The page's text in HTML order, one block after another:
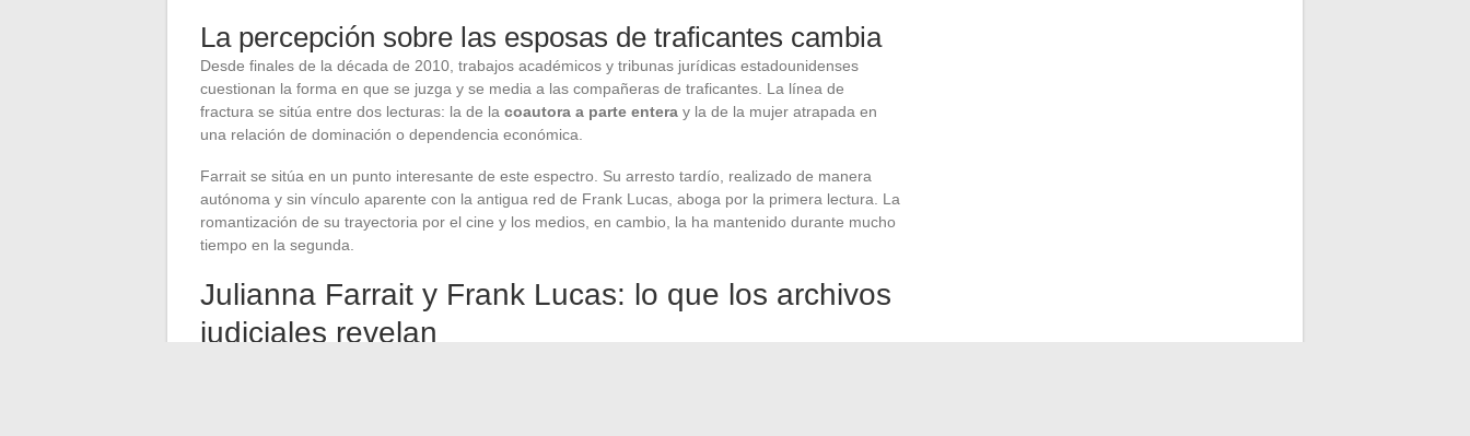
La percepción sobre las esposas de traficantes cambia
Desde finales de la década de 2010, trabajos académicos y tribunas jurídicas estadounidenses
cuestionan la forma en que se juzga y se media a las compañeras de traficantes. La línea de
fractura se sitúa entre dos lecturas: la de la coautora a parte entera y la de la mujer atrapada en
una relación de dominación o dependencia económica.
Farrait se sitúa en un punto interesante de este espectro. Su arresto tardío, realizado de manera
autónoma y sin vínculo aparente con la antigua red de Frank Lucas, aboga por la primera lectura. La
romantización de su trayectoria por el cine y los medios, en cambio, la ha mantenido durante mucho
tiempo en la segunda.
Julianna Farrait y Frank Lucas: lo que los archivos
judiciales revelan